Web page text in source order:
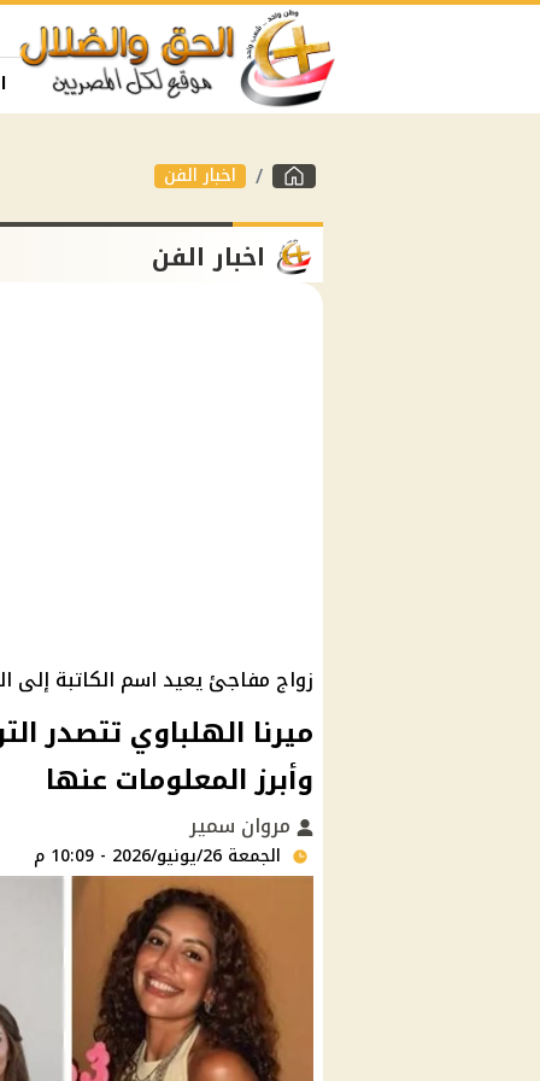
اخبار الفن
اخبار الفن
زواج مفاجئ يعيد اسم الكاتبة إلى
ميرنا الهلباوي تتصدر
وأبرز المعلومات عنها
مروان سمير
الجمعة 26/يونيو/2026 - 10:09 م